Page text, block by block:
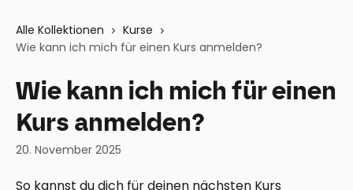
Alle Kollektionen
Kurse
Wie kann ich mich für einen Kurs anmelden?
Wie kann ich mich für einen
Kurs anmelden?
20. November 2025
So kannst du dich für deinen nächsten Kurs